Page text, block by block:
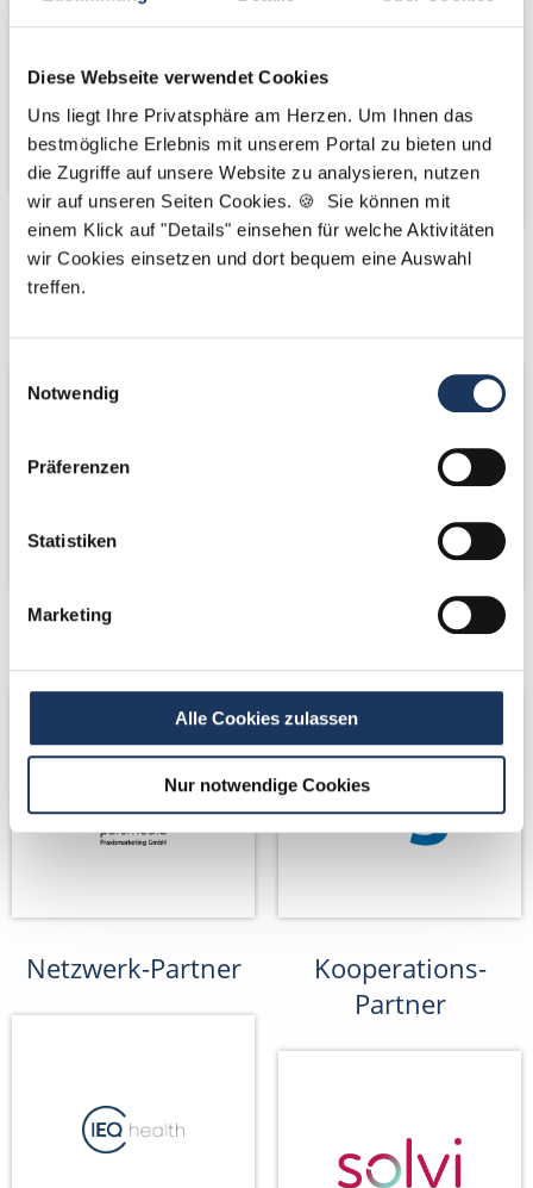
Diese Webseite verwendet Cookies
Uns liegt Ihre Privatsphäre am Herzen. Um Ihnen das
bestmögliche Erlebnis mit unserem Portal zu bieten und
die Zugriffe auf unsere Website zu analysieren, nutzen
wir auf unseren Seiten Cookies. 🍪 Sie können mit
einem Klick auf "Details" einsehen für welche Aktivitäten
wir Cookies einsetzen und dort bequem eine Auswahl
treffen.
Notwendig
Präferenzen
Statistiken
Marketing
Alle Cookies zulassen
Nur notwendige Cookies
Kooperations-
Kooperations-
Netzwerk-Partner
Netzwerk-Partner
Kooperations-
Partner